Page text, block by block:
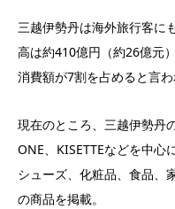
三越伊勢丹は海外旅行客に
高は約410億円（約26億元
消費額が7割を占めると言わ
現在のところ、三越伊勢丹
ONE、KISETTEなどを中心
シューズ、化粧品、食品、
の商品を掲載。